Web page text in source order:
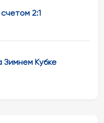
2:1
Зимнем Кубке